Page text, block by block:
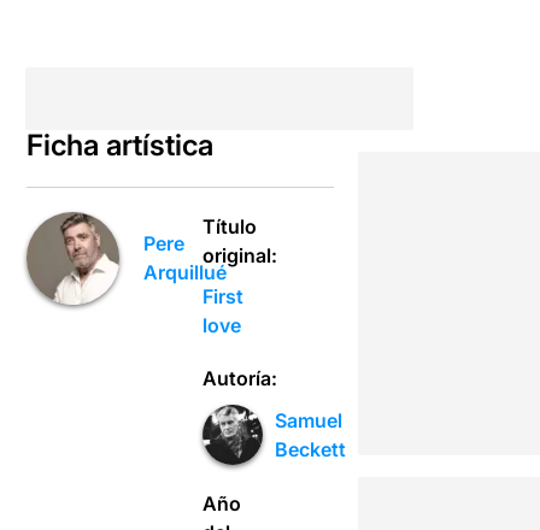
Ficha artística
Pere
Arquillué
Título
original:
First
love
Autoría:
Samuel
Beckett
Año